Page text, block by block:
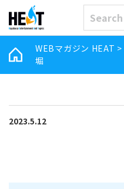
WEBマガジン HEAT >
堀
2023.5.12